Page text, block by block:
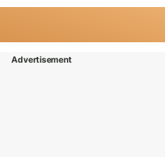
Advertisement